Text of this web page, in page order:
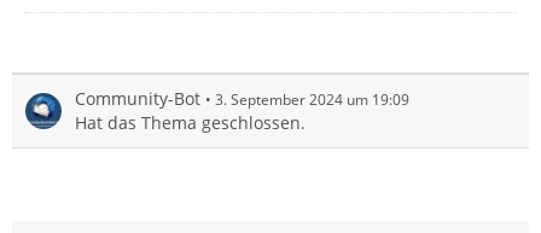
Community-Bot 3. September 2024 um 19:09
Hat das Thema geschlossen.